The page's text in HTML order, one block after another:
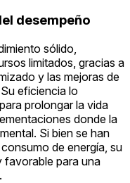
desempeño
sólido,
limitados, gracias a
y las mejoras de
eficiencia lo
prolongar la vida
donde la
Si bien se han
de energía, su
favorable para una